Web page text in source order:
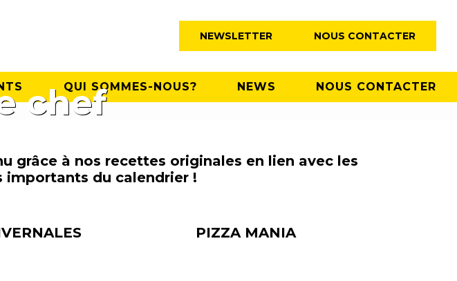
NEWSLETTER NOUS CONTACTER
QUI SOMMES-NOUS? NEWS NOUS CONTACTER
chef
grâce à nos recettes originales en lien avec les
importants du calendrier !
PIZZA MANIA